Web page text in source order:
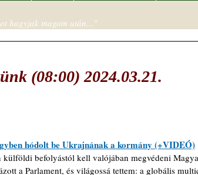
(08:00) 2024.03.21.
hódolt be Ukrajnának a kormány (+VIDEÓ)
külföldi befolyástól kell valójában megvédeni
a Parlament, és világossá tettem: a globális
hagyjak magam után..."